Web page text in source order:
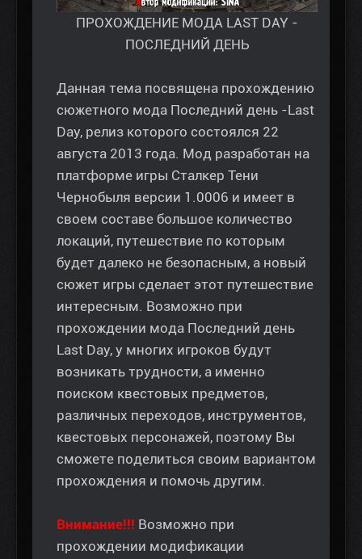
ПРОХОЖДЕНИЕ МОДА LAST DAY -
ПОСЛЕДНИЙ ДЕНЬ
Данная тема посвящена прохождению
сюжетного мода Последний день -Last
Day, релиз которого состоялся 22
августа 2013 года. Мод разработан на
платформе игры Сталкер Тени
Чернобыля версии 1.0006 и имеет в
своем составе большое количество
локаций, путешествие по которым
будет далеко не безопасным, а новый
сюжет игры сделает этот путешествие
интересным. Возможно при
прохождении мода Последний день
Last Day, у многих игроков будут
возникать трудности, а именно
поиском квестовых предметов,
различных переходов, инструментов,
квестовых персонажей, поэтому Вы
сможете поделиться своим вариантом
прохождения и помочь другим.
Внимание!!! Возможно при
прохождении модификации